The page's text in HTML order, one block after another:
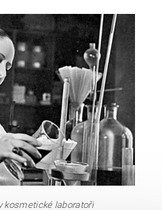
kosmetické laboratoři